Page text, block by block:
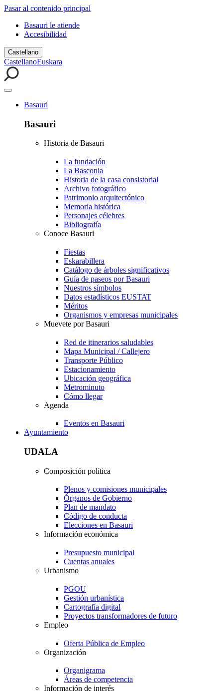
Pasar al contenido principal
Basauri le atiende
Accesibilidad
Castellano
CastellanoEuskara
Basauri
Basauri
Historia de Basauri
La fundación
La Basconia
Historia de la casa consistorial
Archivo fotográfico
Patrimonio arquitectónico
Memoria histórica
Personajes célebres
Bibliografía
Conoce Basauri
Fiestas
Eskarabillera
Catálogo de árboles significativos
Guía de paseos por Basauri
Nuestros símbolos
Datos estadísticos EUSTAT
Méritos
Organismos y empresas municipales
Muevete por Basauri
Red de itinerarios saludables
Mapa Municipal / Callejero
Transporte Público
Estacionamiento
Ubicación geográfica
Metrominuto
Cómo llegar
Agenda
Eventos en Basauri
Ayuntamiento
UDALA
Composición política
Plenos y comisiones municipales
Órganos de Gobierno
Plan de mandato
Código de conducta
Elecciones en Basauri
Información económica
Presupuesto municipal
Cuentas anuales
Urbanismo
PGOU
Gestión urbanística
Cartografía digital
Proyectos transformadores de futuro
Empleo
Oferta Pública de Empleo
Organización
Organigrama
Áreas de competencia
Información de interés